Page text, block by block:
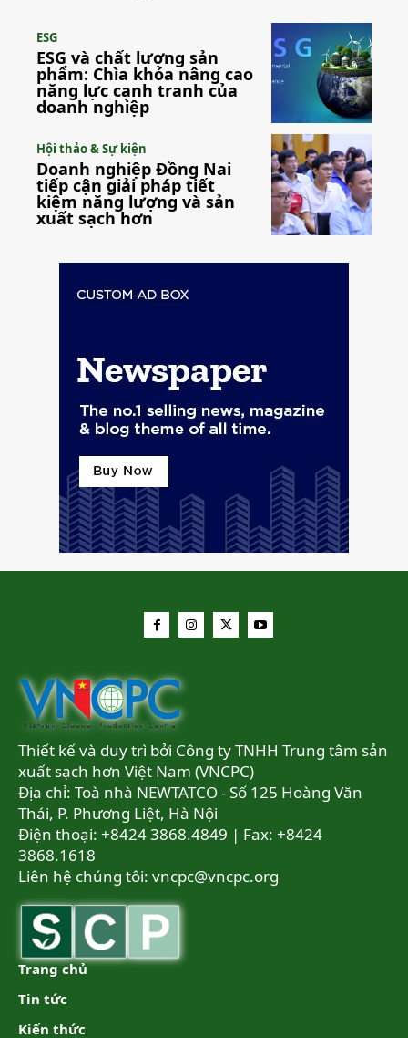
ESG
ESG và chất lượng sản
phẩm: Chìa khóa nâng cao
năng lực cạnh tranh của
doanh nghiệp
Hội thảo & Sự kiện
Doanh nghiệp Đồng Nai
tiếp cận giải pháp tiết
kiệm năng lượng và sản
xuất sạch hơn
Thiết kế và duy trì bởi Công ty TNHH Trung tâm sản
xuất sạch hơn Việt Nam (VNCPC)
Địa chỉ: Toà nhà NEWTATCO - Số 125 Hoàng Văn
Thái, P. Phương Liệt, Hà Nội
Điện thoại: +8424 3868.4849 | Fax: +8424
3868.1618
Liên hệ chúng tôi: vncpc@vncpc.org
Trang chủ
Tin tức
Kiến thức